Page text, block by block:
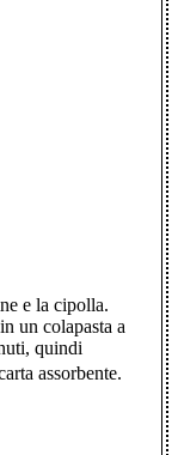
e la cipolla.
un colapasta a
quindi
assorbente.